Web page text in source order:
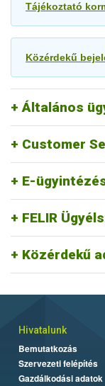
Tájékoztató
Közérdekű
Általános
Customer
E-mail:
Address: H-1525
Please, submit
E-
Elektronikus
FELIR
Telefon: 06-1/
E-mail:
Levelezési cím:
Bővebben a
Közérdekű
Hivatalunk
Bemutatkozás
Szervezeti felépítés
Gazdálkodási adatok